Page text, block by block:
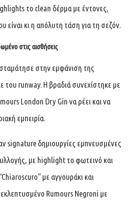
το clean δέρμα με έντονες,
είναι κι η απόλυτη τάση για τη σεζόν.
στις αισθήσεις
στην εμφάνιση της
του runway. Η βραδιά συνεχίστηκε με
London Dry Gin να ρέει και να
εμπειρία.
signature δημιουργίες εμπνευσμένες
με highlight το φωτεινό και
με αγγουράκι και
Rumours Negroni με